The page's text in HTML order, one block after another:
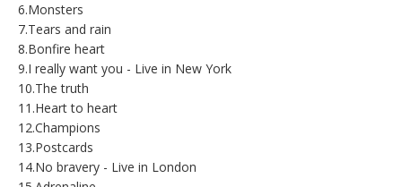
6.Monsters
7.Tears and rain
8.Bonfire heart
9.I really want you - Live in New York
10.The truth
11.Heart to heart
12.Champions
13.Postcards
14.No bravery - Live in London